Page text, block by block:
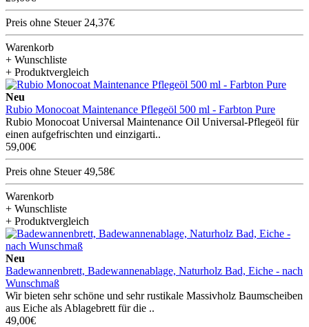
Preis ohne Steuer 24,37€
Warenkorb
+ Wunschliste
+ Produktvergleich
Neu
Rubio Monocoat Maintenance Pflegeöl 500 ml - Farbton Pure
Rubio Monocoat Universal Maintenance Oil Universal-Pflegeöl für
einen aufgefrischten und einzigarti..
59,00€
Preis ohne Steuer 49,58€
Warenkorb
+ Wunschliste
+ Produktvergleich
Neu
Badewannenbrett, Badewannenablage, Naturholz Bad, Eiche - nach
Wunschmaß
Wir bieten sehr schöne und sehr rustikale Massivholz Baumscheiben
aus Eiche als Ablagebrett für die ..
49,00€